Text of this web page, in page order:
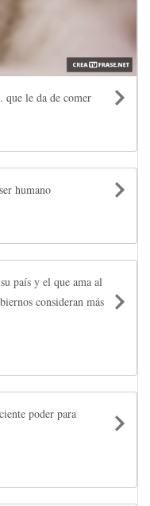
le da de comer
humano
país y el que ama al
consideran más
poder para